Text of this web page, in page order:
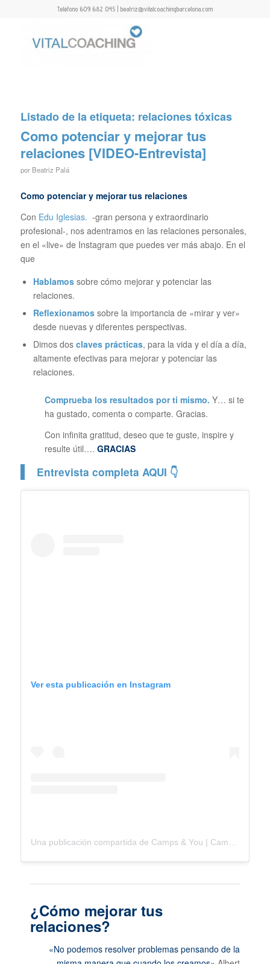
Teléfono 609 682 045 | beatriz@vitalcoachingbarcelona.com
Listado de la etiqueta: relaciones tóxicas
Como potenciar y mejorar tus
relaciones [VIDEO-Entrevista]
por Beatriz Palá
Como potenciar y mejorar tus relaciones
Con Edu Iglesias. -gran persona y extraordinario
profesional-, nos adentramos en las relaciones personales,
en el «live» de Instagram que puedes ver más abajo. En el
que
Hablamossobre cómo mejorar y potenciar las
relaciones.
Reflexionamossobre la importancia de «mirar y ver»
desde nuevas y diferentes perspectivas.
Dimos dos claves prácticas, para la vida y el día a día,
altamente efectivas para mejorar y potenciar las
relaciones.
Comprueba los resultados por ti mismo. Y… si te
ha gustado, comenta o comparte. Gracias.
Con infinita gratitud, deseo que te guste, inspire y
resulte útil…. GRACIAS
Entrevista completa AQUI 👇
Ver esta publicación en Instagram
¿Cómo mejorar tus
relaciones?
«No podemos resolver problemas pensando de la